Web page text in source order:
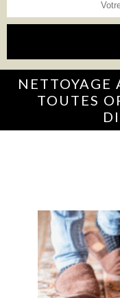
NETTOYAGE
TOUTES